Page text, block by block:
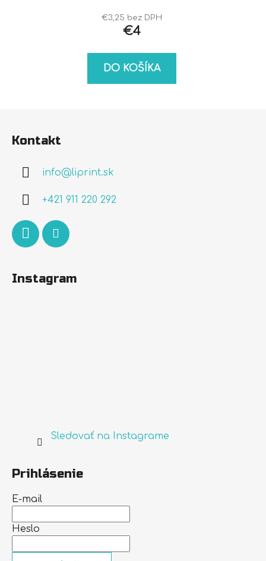
€3,25 bez DPH
€4
DO KOŠÍKA
Kontakt
info@liprint.sk
+421 911 220 292
Instagram
Sledovať na Instagrame
Prihlásenie
E-mail
Heslo